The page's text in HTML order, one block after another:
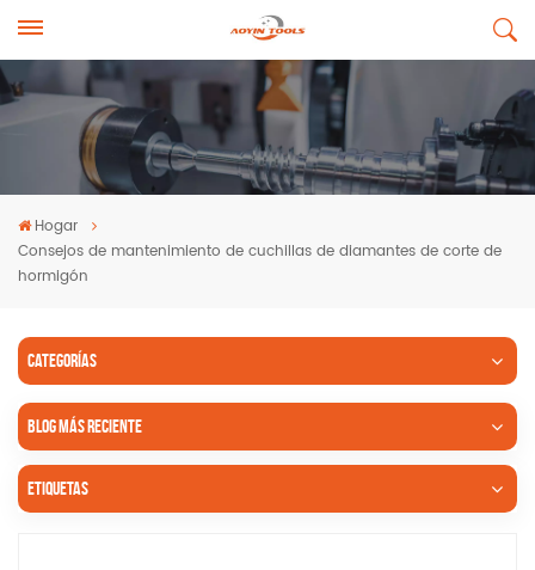
Hogar
Consejos de mantenimiento de cuchillas de diamantes de corte de
hormigón
CATEGORÍAS
BLOG MÁS RECIENTE
ETIQUETAS